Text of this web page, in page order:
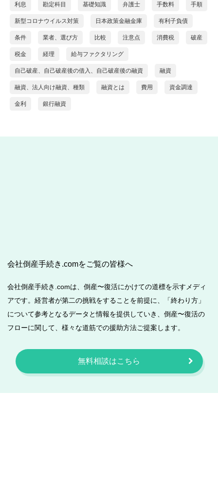
利息 勘定科目 基礎知識 弁護士 手数料 手順
新型コロナウイルス対策 日本政策金融金庫 有利子負債
条件 業者、選び方 比較 注意点 消費税 破産
税金 経理 給与ファクタリング
自己破産、自己破産後の借入、自己破産後の融資 融資
融資、法人向け融資、種類 融資とは 費用 資金調達
金利 銀行融資
会社倒産手続き.comをご覧の皆様へ
会社倒産手続き.comは、倒産〜復活にかけての道標を示すメディ
アです。経営者が第二の挑戦をすることを前提に、「終わり方」
について参考となるデータと情報を提供していき、倒産〜復活の
フローに関して、様々な道筋での援助方法ご提案します。
無料相談はこちら